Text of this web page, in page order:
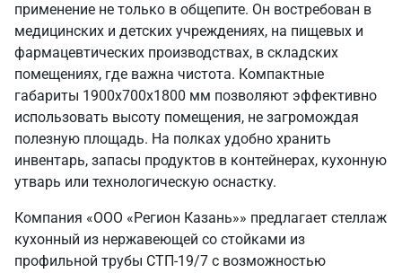
применение не только в общепите. Он востребован в
медицинских и детских учреждениях, на пищевых и
фармацевтических производствах, в складских
помещениях, где важна чистота. Компактные
габариты 1900х700х1800 мм позволяют эффективно
использовать высоту помещения, не загромождая
полезную площадь. На полках удобно хранить
инвентарь, запасы продуктов в контейнерах, кухонную
утварь или технологическую оснастку.
Компания «ООО «Регион Казань»» предлагает стеллаж
кухонный из нержавеющей со стойками из
профильной трубы СТП-19/7 с возможностью